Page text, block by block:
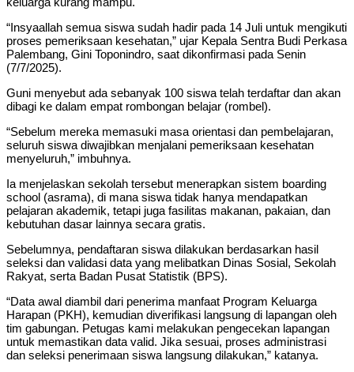
“Insyaallah semua siswa sudah hadir pada 14 Juli untuk mengikuti
proses pemeriksaan kesehatan,” ujar Kepala Sentra Budi Perkasa
Palembang, Gini Toponindro, saat dikonfirmasi pada Senin
(7/7/2025).
Guni menyebut ada sebanyak 100 siswa telah terdaftar dan akan
dibagi ke dalam empat rombongan belajar (rombel).
“Sebelum mereka memasuki masa orientasi dan pembelajaran,
seluruh siswa diwajibkan menjalani pemeriksaan kesehatan
menyeluruh,” imbuhnya.
Ia menjelaskan sekolah tersebut menerapkan sistem boarding
school (asrama), di mana siswa tidak hanya mendapatkan
pelajaran akademik, tetapi juga fasilitas makanan, pakaian, dan
kebutuhan dasar lainnya secara gratis.
Sebelumnya, pendaftaran siswa dilakukan berdasarkan hasil
seleksi dan validasi data yang melibatkan Dinas Sosial, Sekolah
Rakyat, serta Badan Pusat Statistik (BPS).
“Data awal diambil dari penerima manfaat Program Keluarga
Harapan (PKH), kemudian diverifikasi langsung di lapangan oleh
tim gabungan. Petugas kami melakukan pengecekan lapangan
untuk memastikan data valid. Jika sesuai, proses administrasi
dan seleksi penerimaan siswa langsung dilakukan,” katanya.